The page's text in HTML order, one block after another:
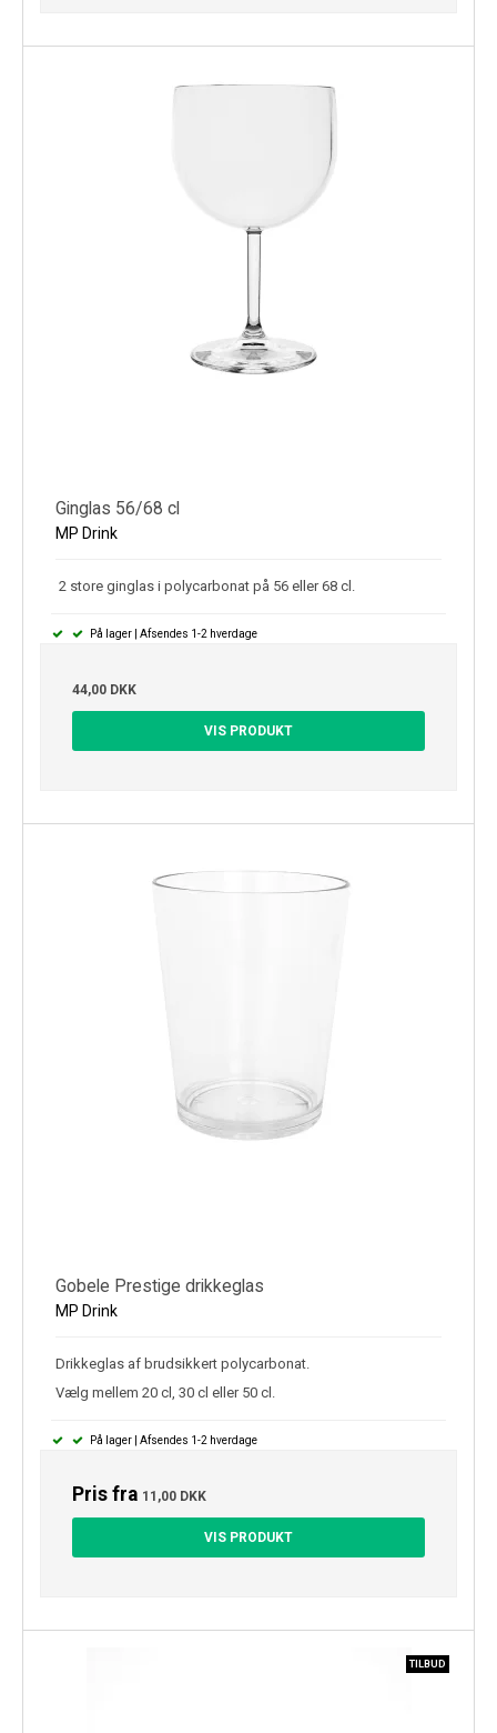
Ginglas 56/68 cl
MP Drink
2 store ginglas i polycarbonat på 56 eller 68 cl.
På lager | Afsendes 1-2 hverdage
44,00 DKK
VIS PRODUKT
Gobele Prestige drikkeglas
MP Drink
Drikkeglas af brudsikkert polycarbonat.
Vælg mellem 20 cl, 30 cl eller 50 cl.
På lager | Afsendes 1-2 hverdage
Pris fra 11,00 DKK
VIS PRODUKT
TILBUD